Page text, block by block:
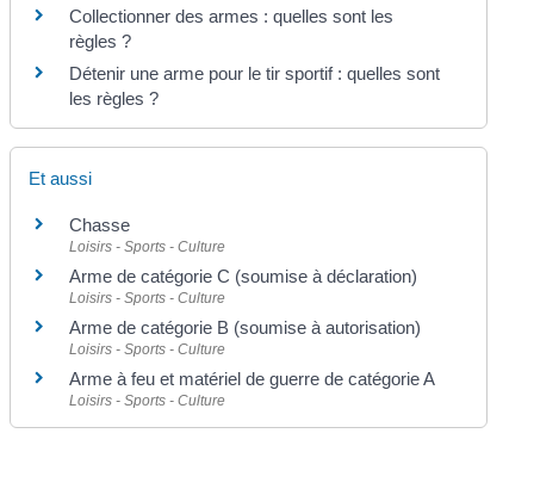
Collectionner des armes : quelles sont les
règles ?
Détenir une arme pour le tir sportif : quelles sont
les règles ?
Et aussi
Chasse
Loisirs - Sports - Culture
Arme de catégorie C (soumise à déclaration)
Loisirs - Sports - Culture
Arme de catégorie B (soumise à autorisation)
Loisirs - Sports - Culture
Arme à feu et matériel de guerre de catégorie A
Loisirs - Sports - Culture